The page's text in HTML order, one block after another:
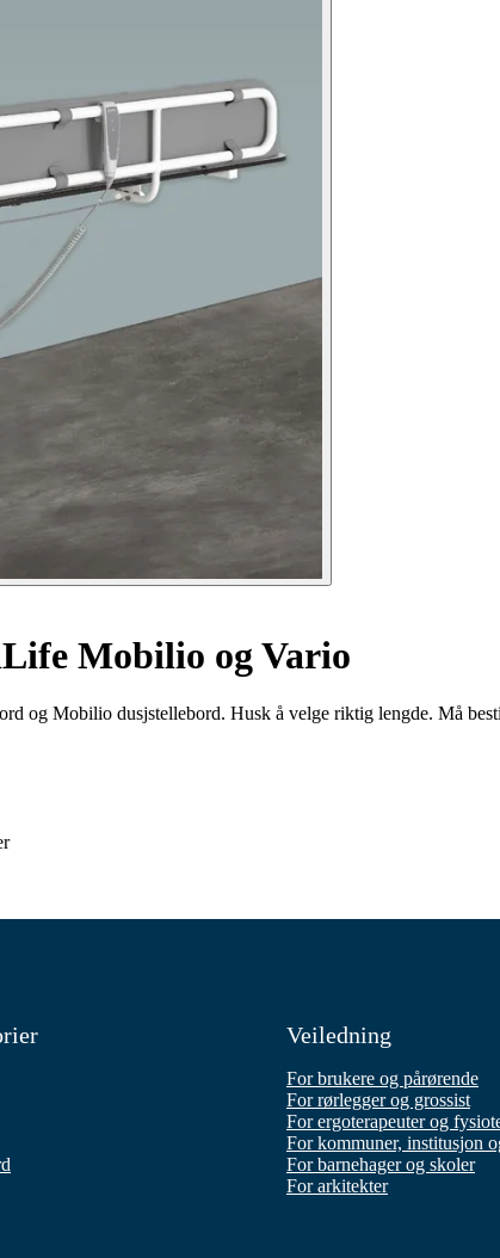
Mobilio og Vario
og Mobilio dusjstellebord. Husk å velge riktig lengde. Må
Veiledning
For brukere og pårørende
For rørlegger og grossist
For ergoterapeuter og
For kommuner, institusjon
For barnehager og skoler
For arkitekter